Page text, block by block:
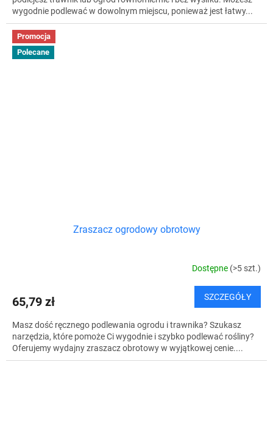
wygodnie podlewać w dowolnym miejscu, ponieważ jest łatwy...
Promocja
Polecane
Zraszacz ogrodowy obrotowy
Dostępne (>5 szt.)
65,79 zł SZCZEGÓŁY
Masz dość ręcznego podlewania ogrodu i trawnika? Szukasz
narzędzia, które pomoże Ci wygodnie i szybko podlewać rośliny?
Oferujemy wydajny zraszacz obrotowy w wyjątkowej cenie....